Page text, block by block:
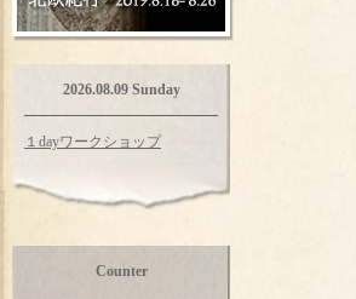
2026.08.09 Sunday
１dayワークショップ
Counter